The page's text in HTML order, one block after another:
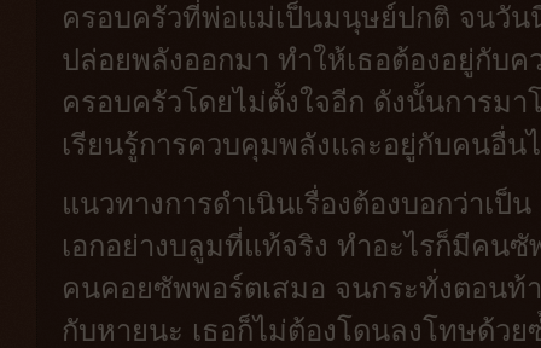
ครอบครัวที่พ่อแม่เป็นมนุษย์ปกติ จนวั
ปล่อยพลังออกมา ทำให้เธอต้องอยู่กับค
ครอบครัวโดยไม่ตั้งใจอีก ดังนั้นการมา
เรียนรู้การควบคุมพลังและอยู่กับคนอื่น
แนวทางการดำเนินเรื่องต้องบอกว่าเป็
เอกอย่างบลูมที่แท้จริง ทำอะไรก็มีคน
คนคอยซัพพอร์ตเสมอ จนกระทั่งตอนท้
กับหายนะ เธอก็ไม่ต้องโดนลงโทษด้ว